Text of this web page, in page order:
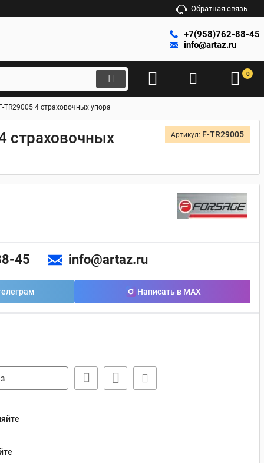
Обратная связь
+7(958)762-88-45
info@artaz.ru
0
TR29005 4 страховочных упора
страховочных
Артикул: F-TR29005
45 info@artaz.ru
Написать в MAX